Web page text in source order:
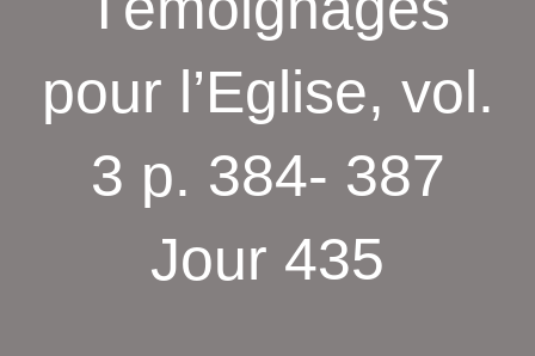
pour l’Eglise, vol.
3 p. 384- 387
Jour 435